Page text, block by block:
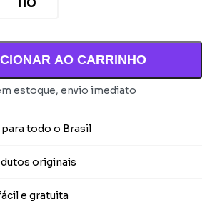
AO CARRINHO
estoque, envio imediato
todo o Brasil
originais
e gratuita